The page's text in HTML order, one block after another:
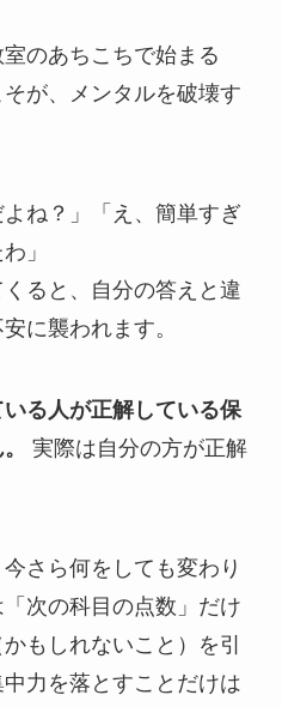
のあちこちで始まる
そが、メンタルを破壊す
ね？」「え、簡単すぎ
」
ると、自分の答えと違
に襲われます。
る人が正解している保
実際は自分の方が正解
さら何をしても変わり
次の科目の点数」だけ
もしれないこと）を引
力を落とすことだけは